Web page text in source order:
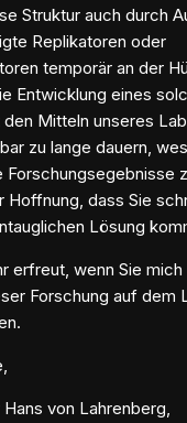
Struktur auch durch
Replikatoren oder
temporär an der
Entwicklung eines
Mitteln unseres
zu lange dauern,
Forschungsegebnisse
Hoffnung, dass Sie
Lösung
erfreut, wenn Sie mich
Forschung auf dem
von Lahrenberg,